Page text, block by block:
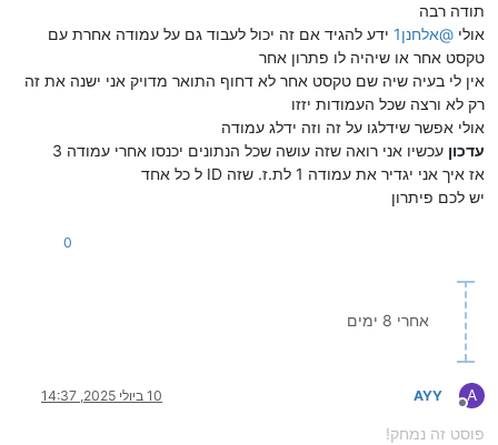
תודה רבה
אולי @אלחנן1
ידע להגיד אם זה יכול לעבוד גם על עמודה אחרת עם
טקסט אחר או שיהיה לו פתרון אחר
אין לי בעיה שיה שם טקסט אחר לא דחוף התואר מדויק אני ישנה את זה
רק לא ורצה שכל העמודות יזזו
אולי אפשר שידלגו על זה וזה ידלג עמודה
עדכון עכשיו אני רואה שזה עושה שכל הנתונים יכנסו אחרי עמודה 3
אז איך אני יגדיר את עמודה 1 לת.ז. שזה ID ל כל אחד
יש לכם פיתרון
0
אחרי 8 ימים
A
מנותק
AYY 10 ביולי 2025, 14:37
פוסט זה נמחק!